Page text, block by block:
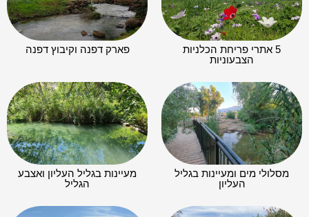
5 אתרי פריחת הכלניות
הצבעוניות
פארק דפנה וקיבוץ דפנה
מסלולי מים ומעיינות בגליל
העליון
מעיינות בגליל העליון ואצבע
הגליל